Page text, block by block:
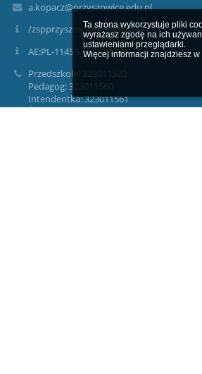
Ta strona wykorzystuje pliki
wyrażasz zgodę na ich
ustawieniami przeglądarki.
Więcej informacji znajdziesz w
a.kopacz@przyszowice.edu.pl
/zspprzyszowice/SkrytkaESP
AE:PL-11455-15360-CDCUU-19
Przedszkole: 323011520
Pedagog: 323011560
Intendentka: 323011561
Świetlica: 603036487